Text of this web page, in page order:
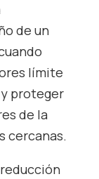
de un
límite
proteger
de la
cercanas.
reducción